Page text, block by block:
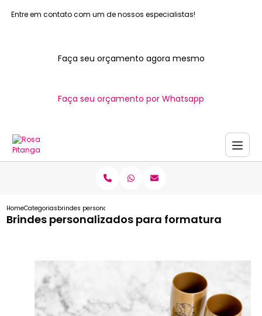
Entre em contato com um de nossos especialistas!
Faça seu orçamento agora mesmo
Faça seu orçamento por Whatsapp
HomeCategoriasbrindes personalizados formatura
Brindes personalizados para formatura